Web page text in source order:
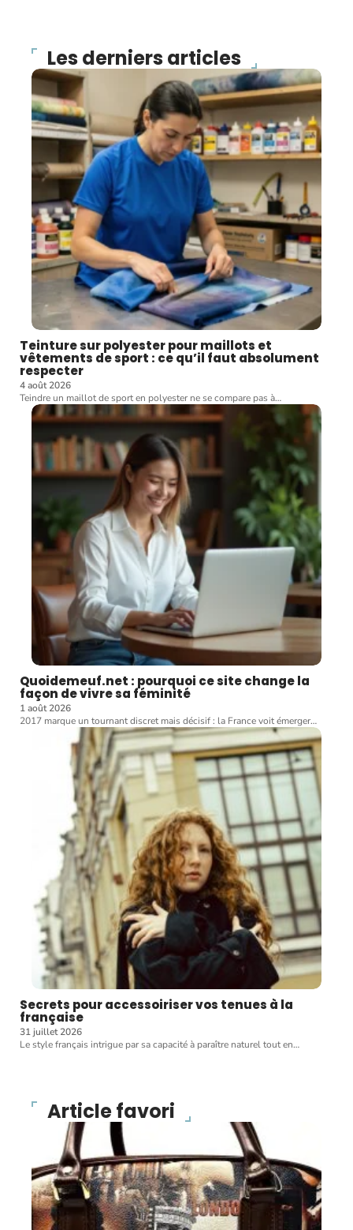
Les derniers articles
Teinture sur polyester pour maillots et
vêtements de sport : ce qu’il faut absolument
respecter
4 août 2026
Teindre un maillot de sport en polyester ne se compare pas à…
Quoidemeuf.net : pourquoi ce site change la
façon de vivre sa féminité
1 août 2026
2017 marque un tournant discret mais décisif : la France voit émerger…
Secrets pour accessoiriser vos tenues à la
française
31 juillet 2026
Le style français intrigue par sa capacité à paraître naturel tout en…
Article favori